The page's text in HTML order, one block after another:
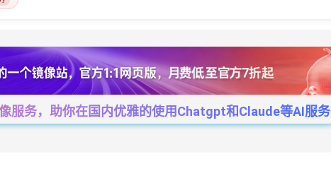
服务，助你在国内优雅的使用Chatgpt和Claude等AI服务